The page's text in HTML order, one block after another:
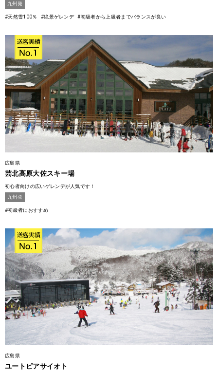
九州発
#天然雪100％ #絶景ゲレンデ #初級者から上級者までバランスが良い
広島県
芸北高原大佐スキー場
初心者向けの広いゲレンデが人気です！
九州発
#初級者におすすめ
広島県
ユートピアサイオト